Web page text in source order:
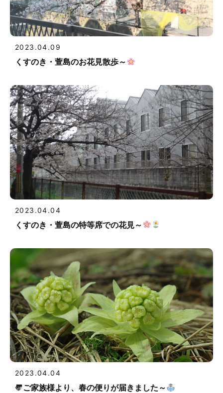
2023.04.09
くすのき・萱島のお花見散歩～
2023.04.04
くすのき・萱島の特等席での花見～
2023.04.04
〠ご家族様より、春の便りが届きました～